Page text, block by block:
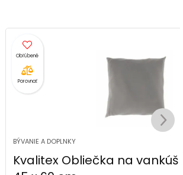
na vankúš svetlosivá,